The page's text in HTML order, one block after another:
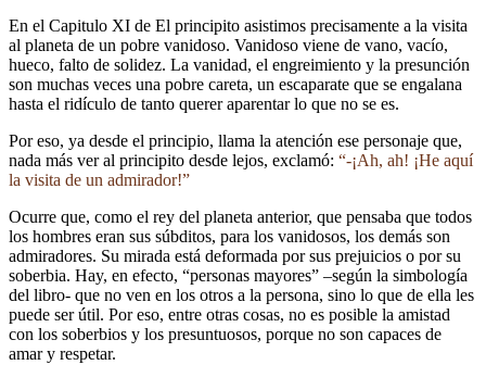
En el Capitulo XI de El principito asistimos precisamente a la visita
al planeta de un pobre vanidoso. Vanidoso viene de vano, vacío,
hueco, falto de solidez. La vanidad, el engreimiento y la presunción
son muchas veces una pobre careta, un escaparate que se engalana
hasta el ridículo de tanto querer aparentar lo que no se es.
Por eso, ya desde el principio, llama la atención ese personaje que,
nada más ver al principito desde lejos, exclamó: “-¡Ah, ah! ¡He aquí
la visita de un admirador!”
Ocurre que, como el rey del planeta anterior, que pensaba que todos
los hombres eran sus súbditos, para los vanidosos, los demás son
admiradores. Su mirada está deformada por sus prejuicios o por su
soberbia. Hay, en efecto, “personas mayores” –según la simbología
del libro- que no ven en los otros a la persona, sino lo que de ella les
puede ser útil. Por eso, entre otras cosas, no es posible la amistad
con los soberbios y los presuntuosos, porque no son capaces de
amar y respetar.